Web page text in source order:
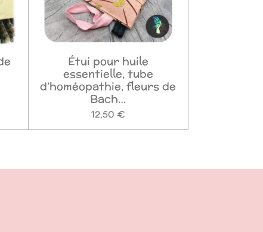
Étui pour huile
essentielle, tube
d’homéopathie, fleurs de
Bach…
12,50 €